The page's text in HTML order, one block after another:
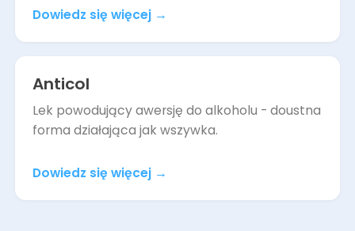
Dowiedz się więcej →
Anticol
Lek powodujący awersję do alkoholu - doustna
forma działająca jak wszywka.
Dowiedz się więcej →